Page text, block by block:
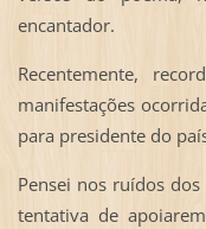
encantador.
Recentemente,
manifestações
para presidente do
Pensei nos ruídos dos
tentativa de